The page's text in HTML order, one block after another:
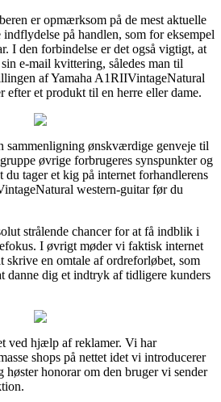
er opmærksom på de mest aktuelle
på handlen, som for eksempel
I den forbindelse er det også vigtigt, at
e-mail kvittering, således man til
af Yamaha A1RIIVintageNatural
efter et produkt til en herre eller dame.
sammenligning ønskværdige genveje til
øvrige forbrugeres synspunkter og
du tager et kig på internet forhandlerens
western-guitar før du
strålende chancer for at få indblik i
I øvrigt møder vi faktisk internet
en omtale af ordreforløbet, som
danne dig et indtryk af tidligere kunders
ved hjælp af reklamer. Vi har
shops på nettet idet vi introducerer
høster honorar om den bruger vi sender